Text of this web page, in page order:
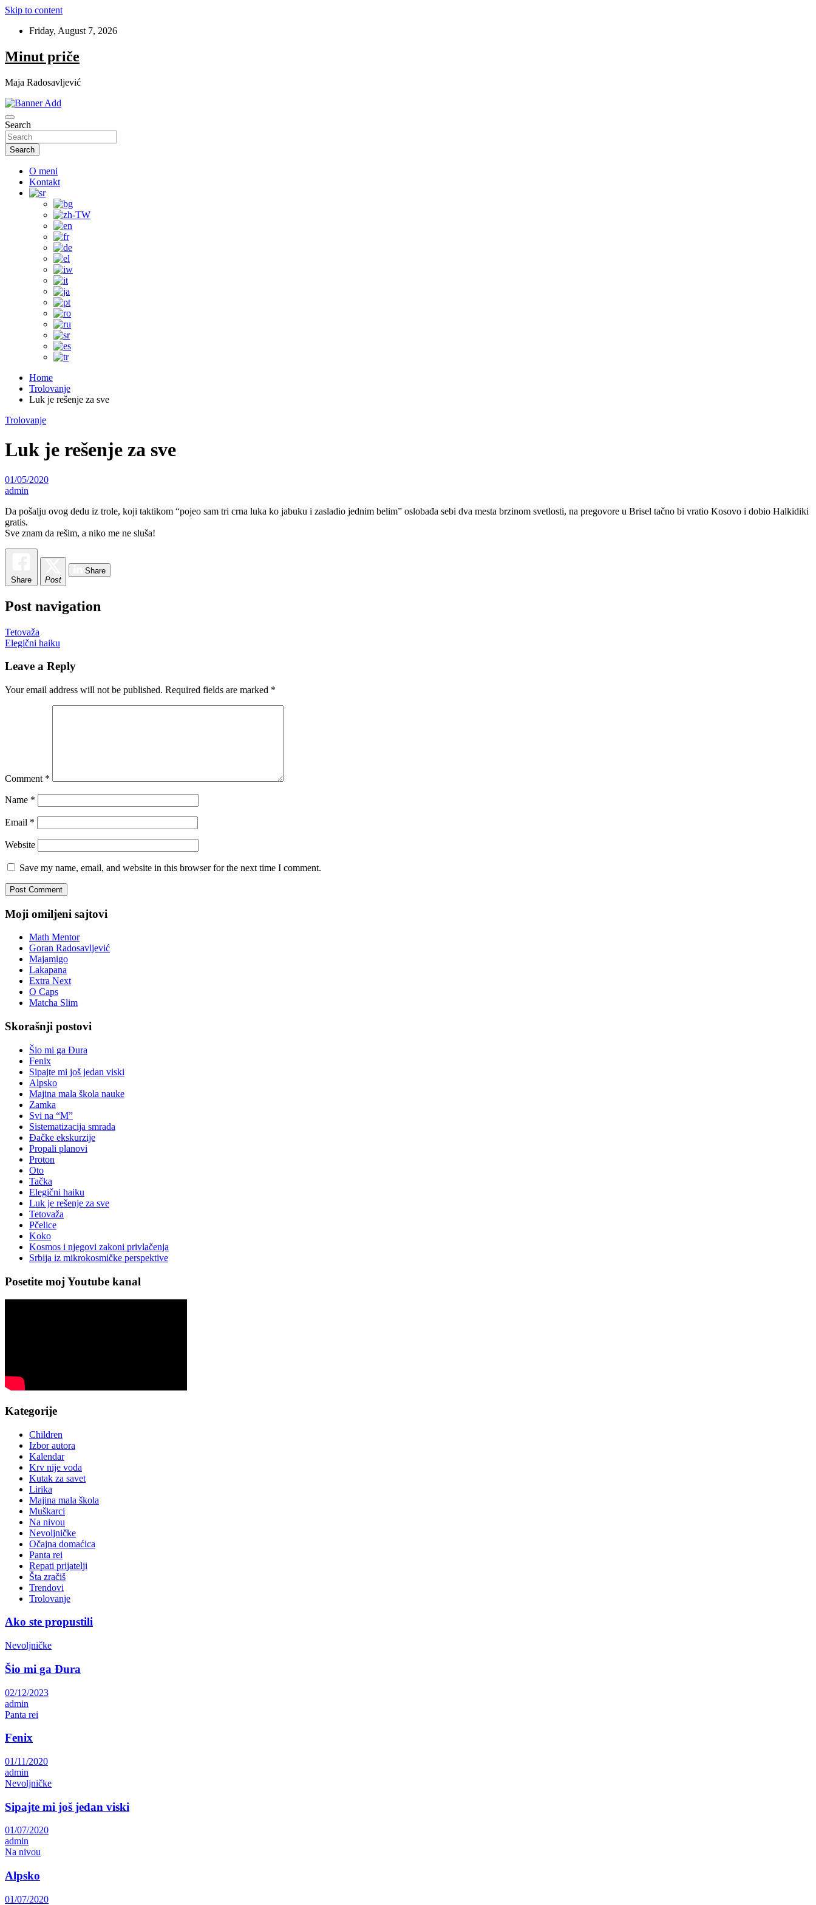
Skip to content
Friday, August 7, 2026
Minut priče
Maja Radosavljević
Search
Search
O meni
Kontakt
Home
Trolovanje
Luk je rešenje za sve
Trolovanje
Luk je rešenje za sve
01/05/2020
admin
Da pošalju ovog dedu iz trole, koji taktikom “pojeo sam tri crna luka ko jabuku i zasladio jednim belim” oslobađa sebi dva mesta brzinom svetlosti, na pregovore u Brisel tačno bi vratio Kosovo i dobio Halkidiki
gratis.
Sve znam da rešim, a niko me ne sluša!
Share Post
Share
Post navigation
Tetovaža
Elegični haiku
Leave a Reply
Your email address will not be published. Required fields are marked *
Comment *
Name *
Email *
Website
Save my name, email, and website in this browser for the next time I comment.
Moji omiljeni sajtovi
Math Mentor
Goran Radosavljević
Majamigo
Lakapana
Extra Next
O Caps
Matcha Slim
Skorašnji postovi
Šio mi ga Đura
Fenix
Sipajte mi još jedan viski
Alpsko
Majina mala škola nauke
Zamka
Svi na “M”
Sistematizacija smrada
Đačke ekskurzije
Propali planovi
Proton
Oto
Tačka
Elegični haiku
Luk je rešenje za sve
Tetovaža
Pčelice
Koko
Kosmos i njegovi zakoni privlačenja
Srbija iz mikrokosmičke perspektive
Posetite moj Youtube kanal
Kategorije
Children
Izbor autora
Kalendar
Krv nije voda
Kutak za savet
Lirika
Majina mala škola
Muškarci
Na nivou
Nevoljničke
Očajna domaćica
Panta rei
Repati prijatelji
Šta zračiš
Trendovi
Trolovanje
Ako ste propustili
Nevoljničke
Šio mi ga Đura
02/12/2023
admin
Panta rei
Fenix
01/11/2020
admin
Nevoljničke
Sipajte mi još jedan viski
01/07/2020
admin
Na nivou
Alpsko
01/07/2020